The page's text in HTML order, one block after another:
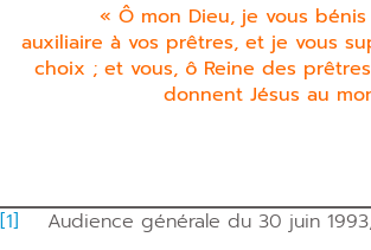
« Ô mon Dieu, je vous
auxiliaire à vos prêtres, et je vous
choix ; et vous, ô Reine des
donnent Jésus au
[1] Audience générale du 30 juin